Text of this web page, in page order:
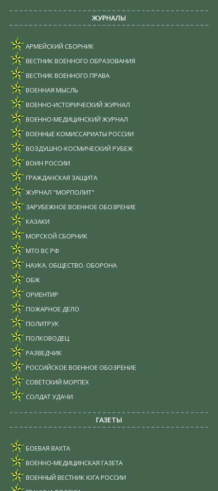
ЖУРНАЛЫ
АРМЕЙСКИЙ СБОРНИК
ВЕСТНИК ВОЕННОГО ОБРАЗОВАНИЯ
ВЕСТНИК ВОЕННОГО ПРАВА
ВОЕННАЯ МЫСЛЬ
ВОЕННО-ИСТОРИЧЕСКИЙ ЖУРНАЛ
ВОЕННО-МЕДИЦИНСКИЙ ЖУРНАЛ
ВОЕННЫЕ КОМИССАРИАТЫ РОССИИ
ВОЗДУШНО-КОСМИЧЕСКИЙ РУБЕЖ
ВОИН РОССИИ
ГРАЖДАНСКАЯ ЗАЩИТА
ЖУРНАЛ "МОРПОЛИТ"
ЗАРУБЕЖНОЕ ВОЕННОЕ ОБОЗРЕНИЕ
КАЗАКИ
МОРСКОЙ СБОРНИК
МТО ВС РФ
НАУКА. ОБЩЕСТВО. ОБОРОНА
ОБЖ
ОРИЕНТИР
ПОЖАРНОЕ ДЕЛО
ПОЛИТРУК
ПОЛКОВОДЕЦ
РАЗВЕДЧИК
РОССИЙСКОЕ ВОЕННОЕ ОБОЗРЕНИЕ
СОВЕТСКИЙ МОРПЕХ
СОЛДАТ УДАЧИ
ГАЗЕТЫ
БОЕВАЯ ВАХТА
ВОЕННО-МЕДИЦИНСКАЯ ГАЗЕТА
ВОЕННЫЙ ВЕСТНИК ЮГА РОССИИ